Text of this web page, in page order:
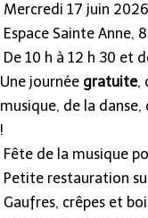
Mercredi 17 juin 2026
Espace Sainte Anne,
De 10 h à 12 h 30 et
Une journée gratuite,
musique, de la
!
Fête de la musique
Petite restauration
Gaufres, crêpes et